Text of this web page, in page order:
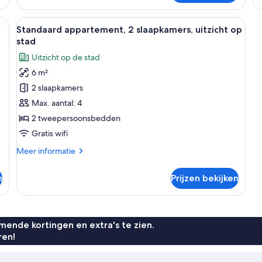
appartement,
slaapkamer
(for
een bed met witte beddengoed, een klein rond tafeltje met groene
Alle
foto's
voor
Standaard
appartement,
2
slaapkamers,
uitzicht
op
laden
Een moderne woonkamer met een
6
Standaard appartement, 2 slaapkamers, uitzicht op
stad
Uitzicht op de stad
6 m²
2 slaapkamers
Max. aantal: 4
2 tweepersoonsbedden
Gratis wifi
Meer informatie
Meer
appartement,
uitzicht
stad
Prijzen bekijken
kortingen en extra's te zien.